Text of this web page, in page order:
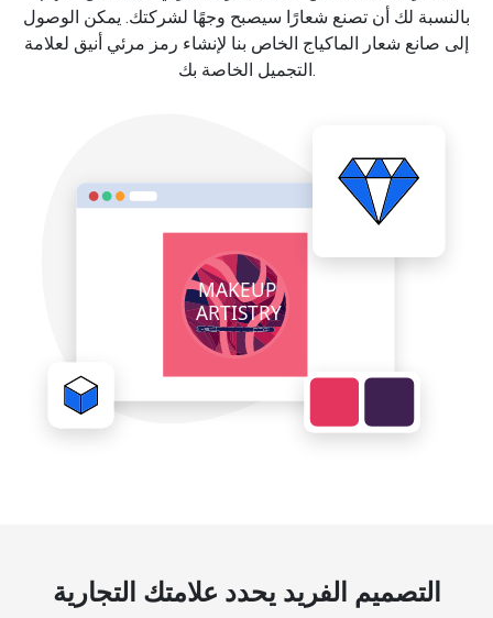
بالنسبة لك أن تصنع شعارًا سيصبح وجهًا لشركتك. يمكن الوصول
إلى صانع شعار الماكياج الخاص بنا لإنشاء رمز مرئي أنيق لعلامة
التجميل الخاصة بك.
التصميم الفريد يحدد علامتك التجارية